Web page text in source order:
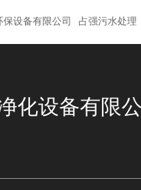
保设备有限公司 占强污水处理
化设备有限